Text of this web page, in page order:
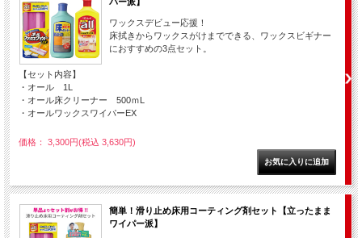
ワックスデビュー応援！
床拭きからワックスがけまでできる、ワックスビギナー
におすすめの3点セット。
【セット内容】
・オール 1L
・オール床クリーナー 500ｍL
・オールワックスワイパーEX
価格： 3,300円(税込 3,630円)
簡単！滑り止め床用コーティング剤セット【立ったまま
ワイパー派】